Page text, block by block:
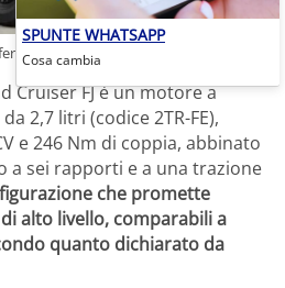
(www.autocrossitalia.it)
Cruiser FJ è un motore a
2,7 litri (codice 2TR-FE),
e 246 Nm di coppia, abbinato
a sei rapporti e a una trazione
che promette
alto livello, comparabili a
quanto dichiarato da
SPUNTE WHATSAPP
Cosa cambia